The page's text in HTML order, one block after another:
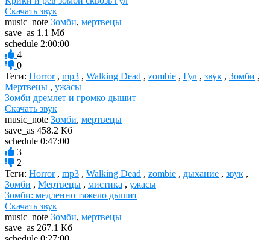
Скачать звук
music_note Зомби, мертвецы
save_as 1.1 Мб
schedule 2:00:00
4
0
Теги: Horror, mp3 , Walking Dead , zombie , Гул , звук , Зомби ,
Мертвецы , ужасы
Зомби дремлет и громко дышит
Скачать звук
music_note Зомби, мертвецы
save_as 458.2 Кб
schedule 0:47:00
3
2
Теги: Horror, mp3 , Walking Dead , zombie , дыхание , звук ,
Зомби , Мертвецы , мистика , ужасы
Зомби: медленно тяжело дышит
Скачать звук
music_note Зомби, мертвецы
save_as 267.1 Кб